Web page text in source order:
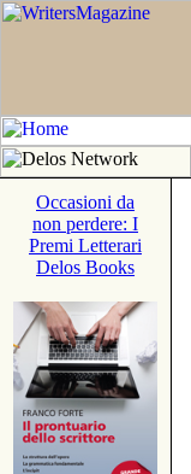
Occasioni da
non perdere: I
Premi Letterari
Delos Books